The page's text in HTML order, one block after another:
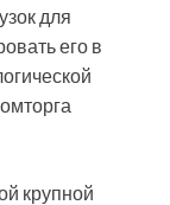
для
его в
крупной